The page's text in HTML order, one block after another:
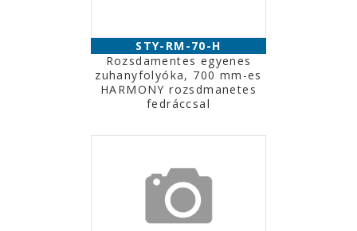
STY-RM-70-H
Rozsdamentes egyenes
zuhanyfolyóka, 700 mm-es
HARMONY rozsdmanetes
fedráccsal